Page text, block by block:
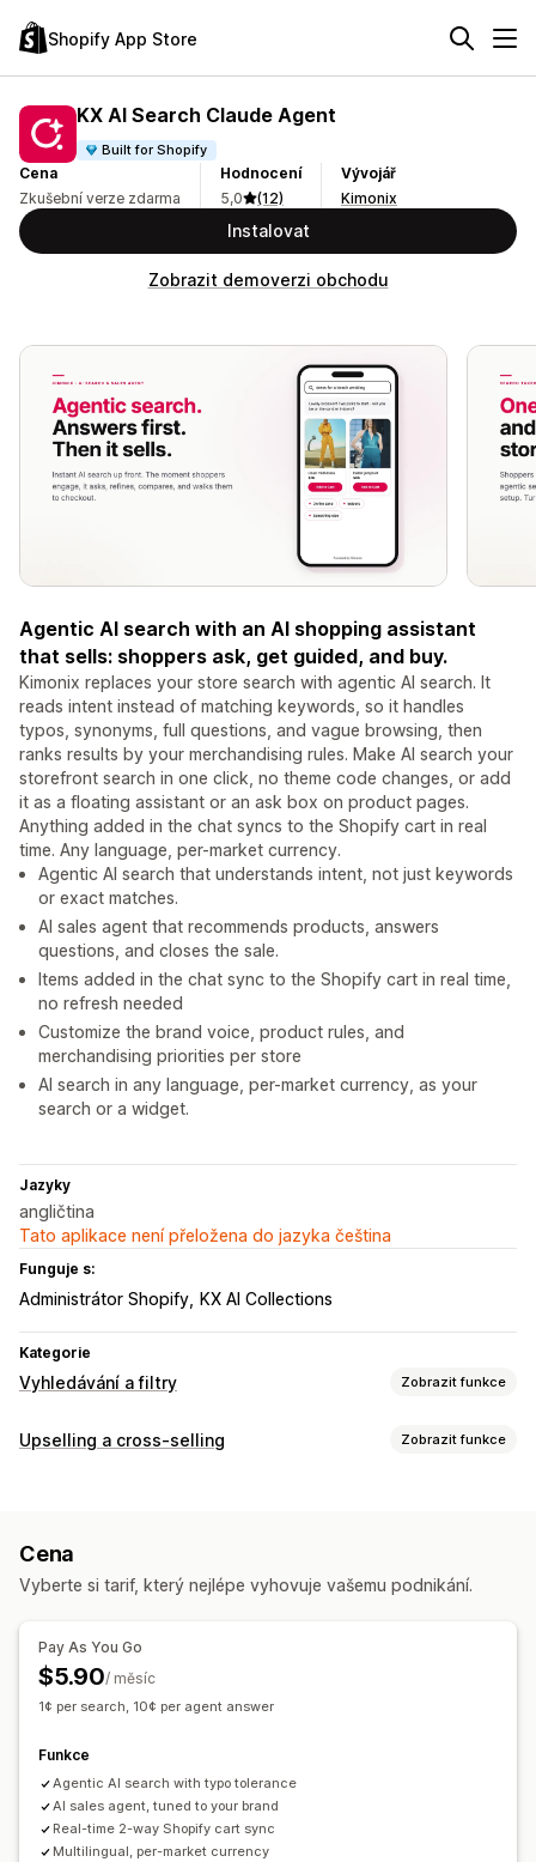
Shopify App Store
KX AI Search Claude Agent
Built for Shopify
Cena
Zkušební verze zdarma
Hodnocení
5,0
(12)
Vývojář
Kimonix
Instalovat
Zobrazit demoverzi obchodu
Agentic AI search with an AI shopping assistant
that sells: shoppers ask, get guided, and buy.
Kimonix replaces your store search with agentic AI search. It
reads intent instead of matching keywords, so it handles
typos, synonyms, full questions, and vague browsing, then
ranks results by your merchandising rules. Make AI search your
storefront search in one click, no theme code changes, or add
it as a floating assistant or an ask box on product pages.
Anything added in the chat syncs to the Shopify cart in real
time. Any language, per-market currency.
Agentic AI search that understands intent, not just keywords
or exact matches.
AI sales agent that recommends products, answers
questions, and closes the sale.
Items added in the chat sync to the Shopify cart in real time,
no refresh needed
Customize the brand voice, product rules, and
merchandising priorities per store
AI search in any language, per-market currency, as your
search or a widget.
Jazyky
angličtina
Tato aplikace není přeložena do jazyka čeština
Funguje s:
Administrátor Shopify KX AI Collections
Kategorie
Vyhledávání a filtry Zobrazit funkce
Funkce vyhledávání
Posílení produktů
Vyhledávací panel Vyloučení výsledků
Přizpůsobení zobrazení
Responzivní design pro mobilní zařízení
Vlastní styly Zobrazení filtru Stránka výsledků hledání
Analytika
Přehledy pomocí AI Sledování konverzí
Analytika v reálném čase Přehledy chování
Vyhledávací dotazy
Upselling a cross-selling Zobrazit funkce
Automaticky otevíraná okna
Vlastní pravidla
Doporučené produkty
Cena
Vyberte si tarif, který nejlépe vyhovuje vašemu podnikání.
Pay As You Go
$5.90/ měsíc
1¢ per search, 10¢ per agent answer
Funkce
Agentic AI search with typo tolerance
AI sales agent, tuned to your brand
Real-time 2-way Shopify cart sync
Multilingual, per-market currency